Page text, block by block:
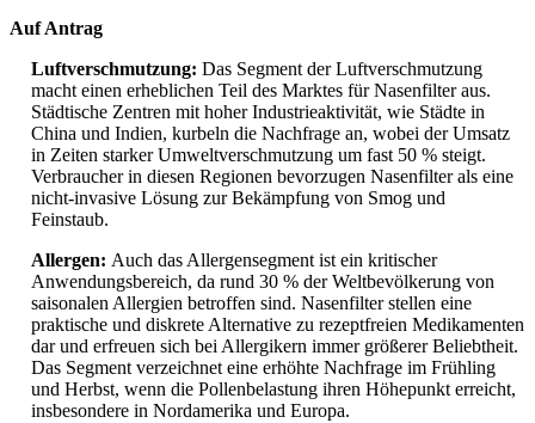
Auf Antrag
Luftverschmutzung: Das Segment der Luftverschmutzung
macht einen erheblichen Teil des Marktes für Nasenfilter aus.
Städtische Zentren mit hoher Industrieaktivität, wie Städte in
China und Indien, kurbeln die Nachfrage an, wobei der Umsatz
in Zeiten starker Umweltverschmutzung um fast 50 % steigt.
Verbraucher in diesen Regionen bevorzugen Nasenfilter als eine
nicht-invasive Lösung zur Bekämpfung von Smog und
Feinstaub.
Allergen: Auch das Allergensegment ist ein kritischer
Anwendungsbereich, da rund 30 % der Weltbevölkerung von
saisonalen Allergien betroffen sind. Nasenfilter stellen eine
praktische und diskrete Alternative zu rezeptfreien Medikamenten
dar und erfreuen sich bei Allergikern immer größerer Beliebtheit.
Das Segment verzeichnet eine erhöhte Nachfrage im Frühling
und Herbst, wenn die Pollenbelastung ihren Höhepunkt erreicht,
insbesondere in Nordamerika und Europa.